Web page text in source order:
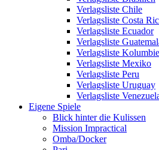
Verlagsliste Chile
Verlagsliste Costa
Verlagsliste Ecuador
Verlagsliste
Verlagsliste
Verlagsliste Mexiko
Verlagsliste Peru
Verlagsliste Uruguay
Verlagsliste
Eigene Spiele
Blick hinter die Kulissen
Mission Impractical
Omba/Docker